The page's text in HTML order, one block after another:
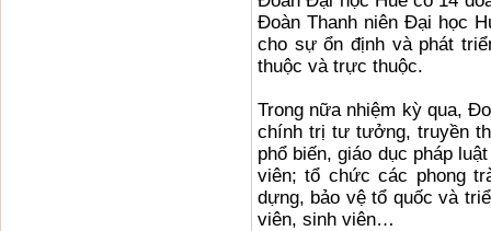
Đoàn Thanh niên Đại học
cho sự ổn định và phát
thuộc và trực thuộc.
Trong nữa nhiệm kỳ qua,
chính trị tư tưởng, truyền
phổ biến, giáo dục pháp
viên; tổ chức các phong
dựng, bảo vệ tổ quốc và
viên, sinh viên…